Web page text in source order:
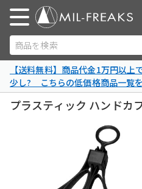
商品を検索
【送料無料】商品代金1万円以
少し? こちらの低価格商品一覧
プラスティック ハンドカ